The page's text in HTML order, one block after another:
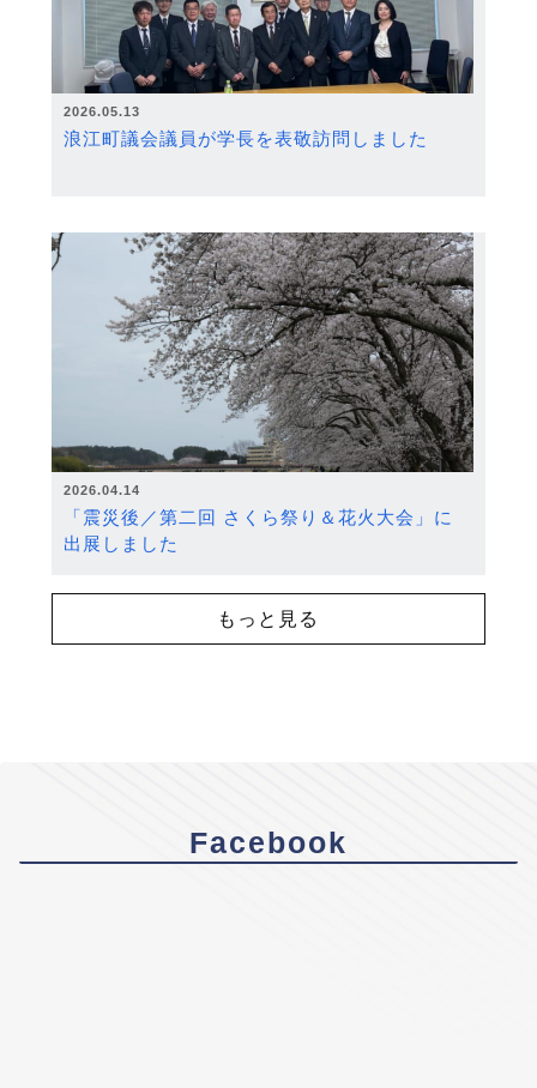
2026.05.13
浪江町議会議員が学長を表敬訪問しました
2026.04.14
「震災後／第二回 さくら祭り＆花火大会」に
出展しました
もっと見る
Facebook